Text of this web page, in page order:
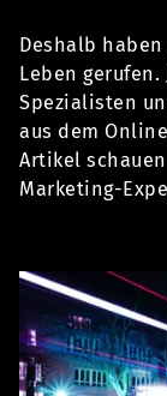
Deshalb
Leben
Spezialisten
aus dem
Artikel
Marketing-